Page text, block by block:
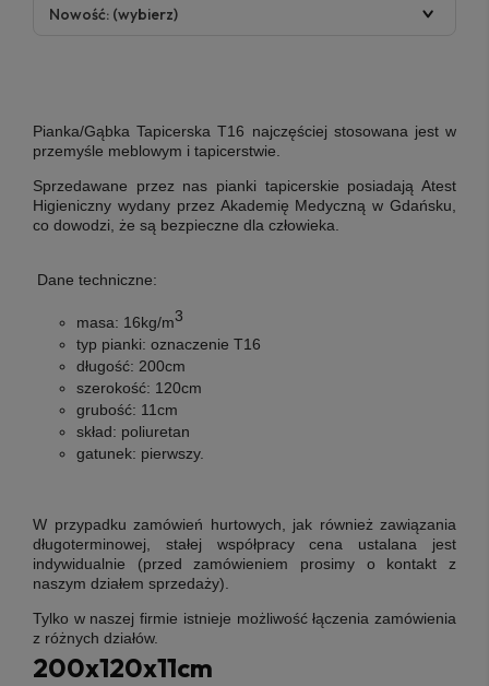
Nowość: (wybierz)
Pianka/Gąbka Tapicerska T16 najczęściej stosowana jest w
przemyśle meblowym i tapicerstwie.
Sprzedawane przez nas pianki tapicerskie posiadają Atest
Higieniczny wydany przez Akademię Medyczną w Gdańsku,
co dowodzi, że są bezpieczne dla człowieka.
Dane techniczne:
masa: 16kg/m3
typ pianki: oznaczenie T16
długość: 200cm
szerokość: 120cm
grubość: 11cm
skład: poliuretan
gatunek: pierwszy.
W przypadku zamówień hurtowych, jak również zawiązania
długoterminowej, stałej współpracy cena ustalana jest
indywidualnie (przed zamówieniem prosimy o kontakt z
naszym działem sprzedaży).
Tylko w naszej firmie istnieje możliwość łączenia zamówienia
z różnych działów.
200x120x11cm